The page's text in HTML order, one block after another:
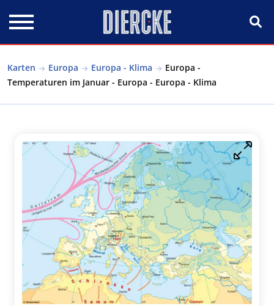
Karten Europa Europa - Klima
Europa -
Temperaturen im Januar - Europa - Europa - Klima